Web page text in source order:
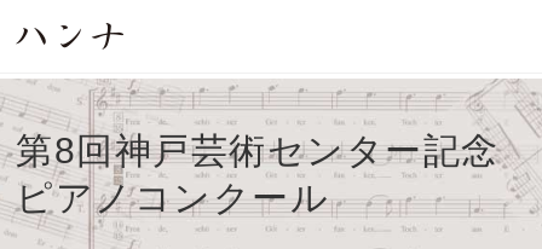
第8回神戸芸術センター記念
ピアノコンクール